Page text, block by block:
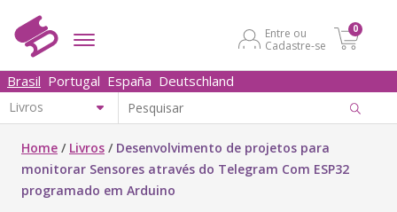
Entre ou
Cadastre-se
0
Brasil Portugal España Deutschland
Home / Livros / Desenvolvimento de projetos para
monitorar Sensores através do Telegram Com ESP32
programado em Arduino